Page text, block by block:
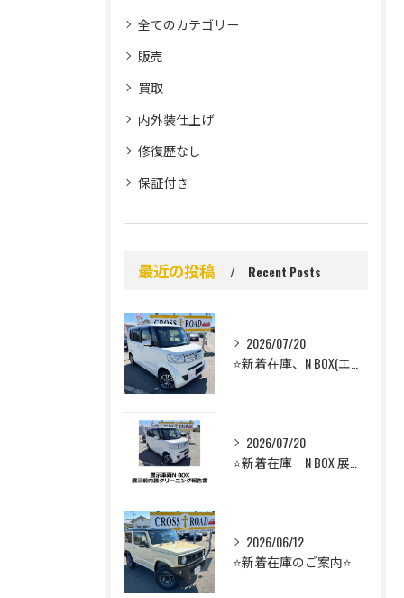
全てのカテゴリー
販売
買取
内外装仕上げ
修復歴なし
保証付き
最近の投稿 Recent Posts
2026/07/20
2026/07/20
2026/06/12
⭐️新着在庫のご案内⭐️